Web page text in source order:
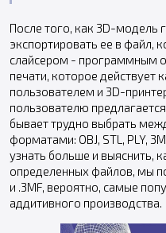
После того, как 3D-модель
экспортировать ее в файл,
слайсером - программным
печати, которое действует
пользователем и 3D-
пользователю
бывает трудно выбрать
форматами: OBJ, STL, PLY,
узнать больше и выяснить,
определенных файлов, мы
и .3MF, вероятно, самые
аддитивного производства.